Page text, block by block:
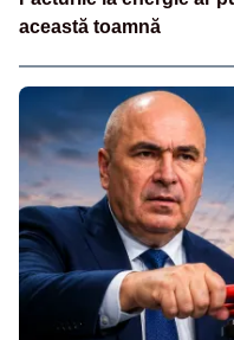
această toamnă